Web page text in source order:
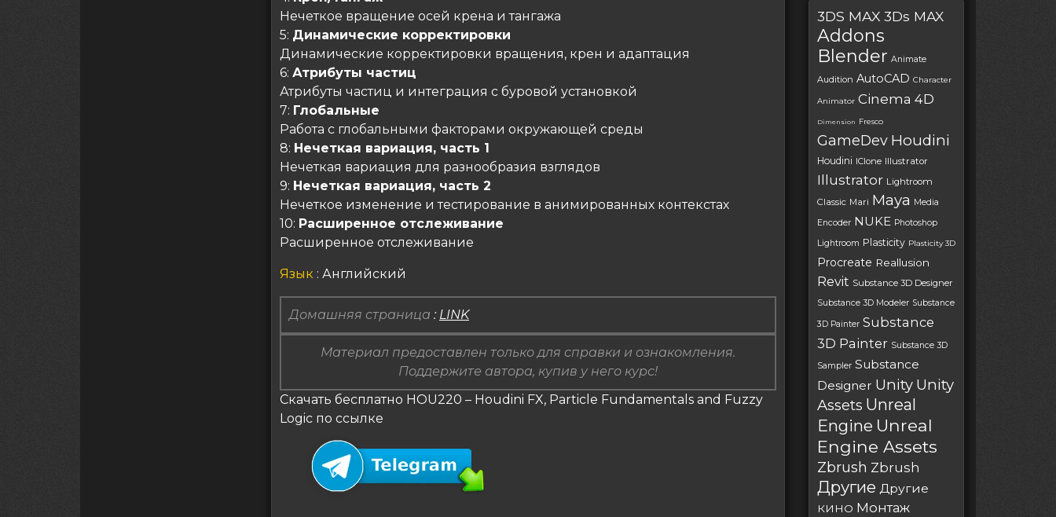
Нечеткое вращение осей крена и тангажа
5: Динамические корректировки
Динамические корректировки вращения, крен и адаптация
6: Атрибуты частиц
Атрибуты частиц и интеграция с буровой установкой
7: Глобальные
Работа с глобальными факторами окружающей среды
8: Нечеткая вариация, часть 1
Нечеткая вариация для разнообразия взглядов
9: Нечеткая вариация, часть 2
Нечеткое изменение и тестирование в анимированных контекстах
10: Расширенное отслеживание
Расширенное отслеживание
Язык : Английский
Домашняя страница : LINK
Материал предоставлен только для справки и ознакомления.
Поддержите автора, купив у него курс!
Скачать бесплатно HOU220 – Houdini FX, Particle Fundamentals and Fuzzy
Logic по ссылке
3DS MAX 3Ds MAX
Addons
Blender Animate
Audition AutoCAD Character
Animator Cinema 4D
Dimension Fresco
GameDev Houdini
Houdini IClone Illustrator
Illustrator Lightroom
Classic Mari Maya
Media
Encoder NUKE Photoshop
Lightroom Plasticity Plasticity 3D
Procreate Reallusion
Revit Substance 3D Designer
Substance 3D Modeler Substance
3D Painter Substance
3D Painter Substance 3D
Sampler Substance
Designer Unity Unity
Assets Unreal
Engine Unreal
Engine Assets
Zbrush Zbrush
Другие Другие
КИНО Монтаж